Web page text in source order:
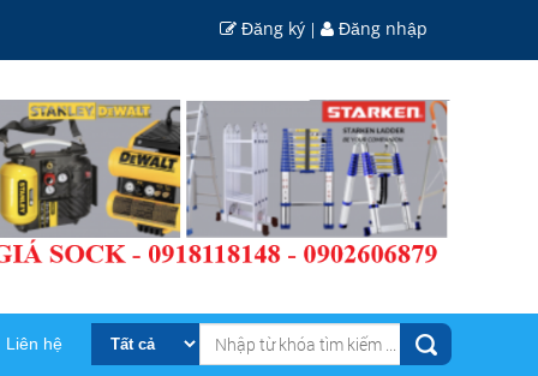
Đăng ký | Đăng nhập
Liên hệ